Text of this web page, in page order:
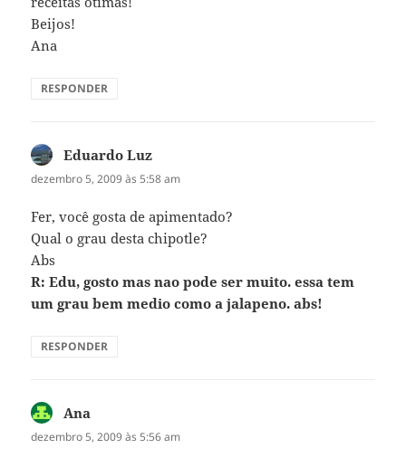
Beijos!
Ana
RESPONDER
Eduardo Luz
dezembro 5, 2009 às 5:58 am
Fer, você gosta de apimentado?
Qual o grau desta chipotle?
Abs
R: Edu, gosto mas nao pode ser muito. essa tem
um grau bem medio como a jalapeno. abs!
RESPONDER
Ana
dezembro 5, 2009 às 5:56 am